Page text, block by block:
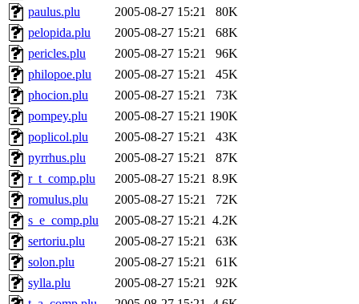
paulus.plu
2005-08-27 15:21
80K
pelopida.plu
2005-08-27 15:21
68K
pericles.plu
2005-08-27 15:21
96K
philopoe.plu
2005-08-27 15:21
45K
phocion.plu
2005-08-27 15:21
73K
pompey.plu
2005-08-27 15:21 190K
poplicol.plu
2005-08-27 15:21
43K
pyrrhus.plu
2005-08-27 15:21
87K
r_t_comp.plu
2005-08-27 15:21 8.9K
romulus.plu
2005-08-27 15:21
72K
s_e_comp.plu
2005-08-27 15:21 4.2K
sertoriu.plu
2005-08-27 15:21
63K
solon.plu
2005-08-27 15:21
61K
sylla.plu
2005-08-27 15:21
92K